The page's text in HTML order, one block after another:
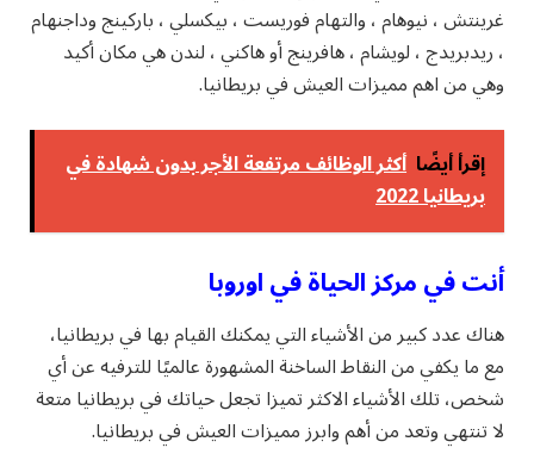
غرينتش ، نيوهام ، والتهام فوريست ، بيكسلي ، باركينج وداجنهام
، ريدبريدج ، لويشام ، هافرينج أو هاكني ، لندن هي مكان أكيد
وهي من اهم مميزات العيش في بريطانيا.
إقرأ أيضًا أكثر الوظائف مرتفعة الأجر بدون شهادة في
بريطانيا 2022
أنت في مركز الحياة في اوروبا
هناك عدد كبير من الأشياء التي يمكنك القيام بها في بريطانيا،
مع ما يكفي من النقاط الساخنة المشهورة عالميًا للترفيه عن أي
شخص، تلك الأشياء الاكثر تميزا تجعل حياتك في بريطانيا متعة
لا تنتهي وتعد من أهم وابرز مميزات العيش في بريطانيا.